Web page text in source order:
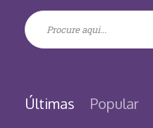
Últimas Popular